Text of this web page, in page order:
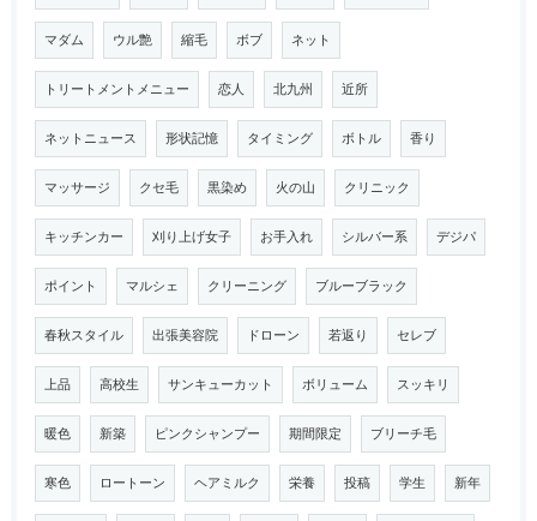
マダム ウル艶 縮毛 ボブ ネット
トリートメントメニュー 恋人 北九州 近所
ネットニュース 形状記憶 タイミング ボトル 香り
マッサージ クセ毛 黒染め 火の山 クリニック
キッチンカー 刈り上げ女子 お手入れ シルバー系 デジパ
ポイント マルシェ クリーニング ブルーブラック
春秋スタイル 出張美容院 ドローン 若返り セレブ
上品 高校生 サンキューカット ボリューム スッキリ
暖色 新築 ピンクシャンプー 期間限定 ブリーチ毛
寒色 ロートーン ヘアミルク 栄養 投稿 学生 新年